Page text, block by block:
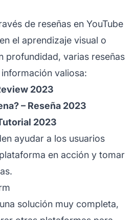
de reseñas en YouTube
el aprendizaje visual o
profundidad, varias reseñas
valiosa:
2023
– Reseña 2023
2023
ayudar a los usuarios
en acción y tomar
solución muy completa,